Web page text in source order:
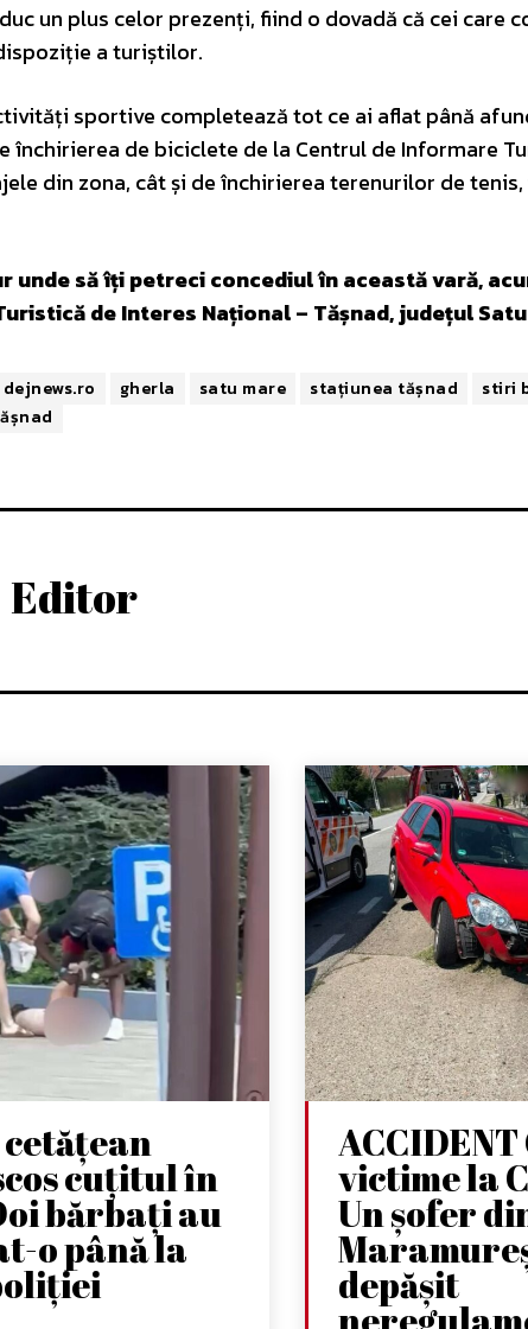
un plus celor prezenți, fiind o dovadă că cei care
a turiștilor.
sportive completează tot ce ai aflat până
închirierea de biciclete de la Centrul de Informare
din zona, cât și de închirierea terenurilor de
unde să îți petreci concediul în această vară,
de Interes Național – Tășnad, județul
dejnews.ro gherla satu mare stațiunea tășnad stiri
Editor
cetățean
cuțitul în
bărbați au
o până la
ACCIDENT
victime la
Un șofer
depășit